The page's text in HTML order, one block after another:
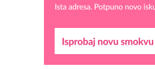
Snježana
Razgovaram :)